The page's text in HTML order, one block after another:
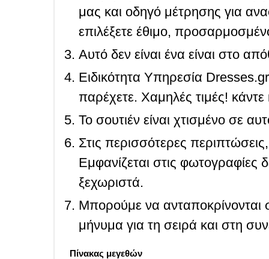
μας και οδηγό μέτρησης για
επιλέξετε έθιμο,
Αυτό δεν είναι ένα είναι στο
Ειδικότητα Υπηρεσία
παρέχετε. Χαμηλές τιμές! κάντε
Το σουτιέν είναι χτισμένο σε
Στις περισσότερες
Εμφανίζεται στις φωτογραφίες
ξεχωριστά.
Μπορούμε να ανταποκρίνονται
μήνυμα για τη σειρά και στη
Πίνακας μεγεθών